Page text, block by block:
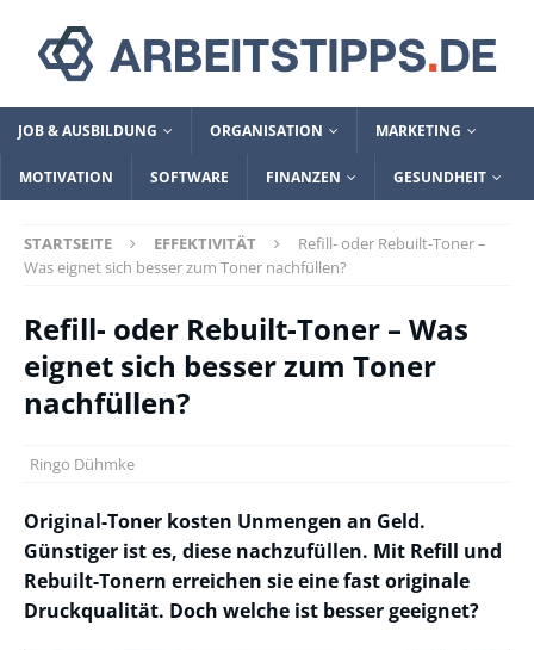
JOB & AUSBILDUNG ORGANISATION MARKETING
MOTIVATION SOFTWARE FINANZEN GESUNDHEIT
STARTSEITE EFFEKTIVITÄT
Refill- oder Rebuilt-Toner –
Was eignet sich besser zum Toner nachfüllen?
Refill- oder Rebuilt-Toner – Was
eignet sich besser zum Toner
nachfüllen?
Ringo Dühmke
Original-Toner kosten Unmengen an Geld.
Günstiger ist es, diese nachzufüllen. Mit Refill und
Rebuilt-Tonern erreichen sie eine fast originale
Druckqualität. Doch welche ist besser geeignet?